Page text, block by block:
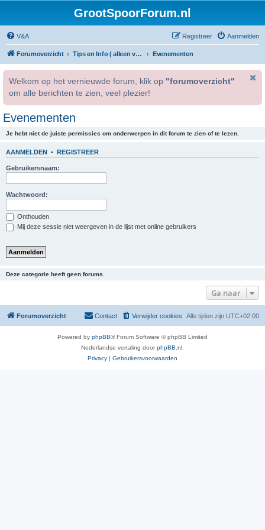
GrootSpoorForum.nl
V&A Aanmelden
Registreer
Forumoverzicht Tips en Info ( alleen voor geregistreerde gebruikers ) Evenementen
Welkom op het vernieuwde forum, klik op "forumoverzicht"
om alle berichten te zien, veel plezier!
Evenementen
Je hebt niet de juiste permissies om onderwerpen in dit forum te zien of te lezen.
AANMELDEN • REGISTREER
Gebruikersnaam:
Wachtwoord:
Onthouden
Mij deze sessie niet weergeven in de lijst met online gebruikers
Deze categorie heeft geen forums.
Ga naar
Forumoverzicht Alle tijden zijn UTC+02:00
Verwijder cookies
Contact
Powered by phpBB® Forum Software © phpBB Limited
Nederlandse vertaling doorphpBB.nl
Privacy | Gebruikersvoorwaarden